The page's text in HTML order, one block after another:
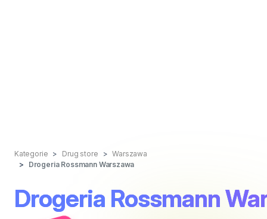
Kategorie Drug store
Warszawa
Drogeria Rossmann Warszawa
Drogeria Rossmann